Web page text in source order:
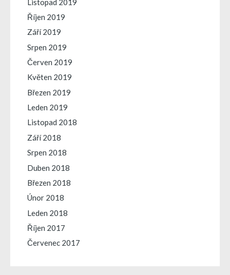
Listopad 2019
Říjen 2019
Září 2019
Srpen 2019
Červen 2019
Květen 2019
Březen 2019
Leden 2019
Listopad 2018
Září 2018
Srpen 2018
Duben 2018
Březen 2018
Únor 2018
Leden 2018
Říjen 2017
Červenec 2017